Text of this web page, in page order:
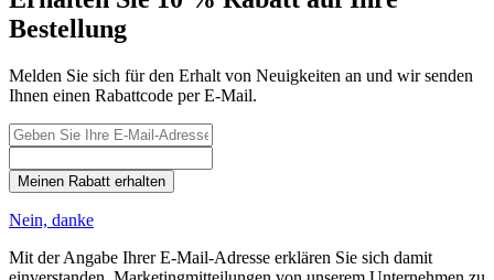
Bestellung
Melden Sie sich für den Erhalt von Neuigkeiten an und wir senden
Ihnen einen Rabattcode per E-Mail.
Meinen Rabatt erhalten
Nein, danke
Mit der Angabe Ihrer E-Mail-Adresse erklären Sie sich damit